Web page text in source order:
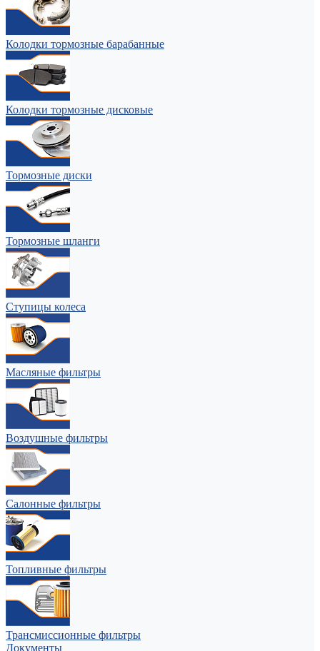
Колодки тормозные барабанные
Колодки тормозные дисковые
Тормозные диски
Тормозные шланги
Ступицы колеса
Масляные фильтры
Воздушные фильтры
Салонные фильтры
Топливные фильтры
Трансмиссионные фильтры
Документы